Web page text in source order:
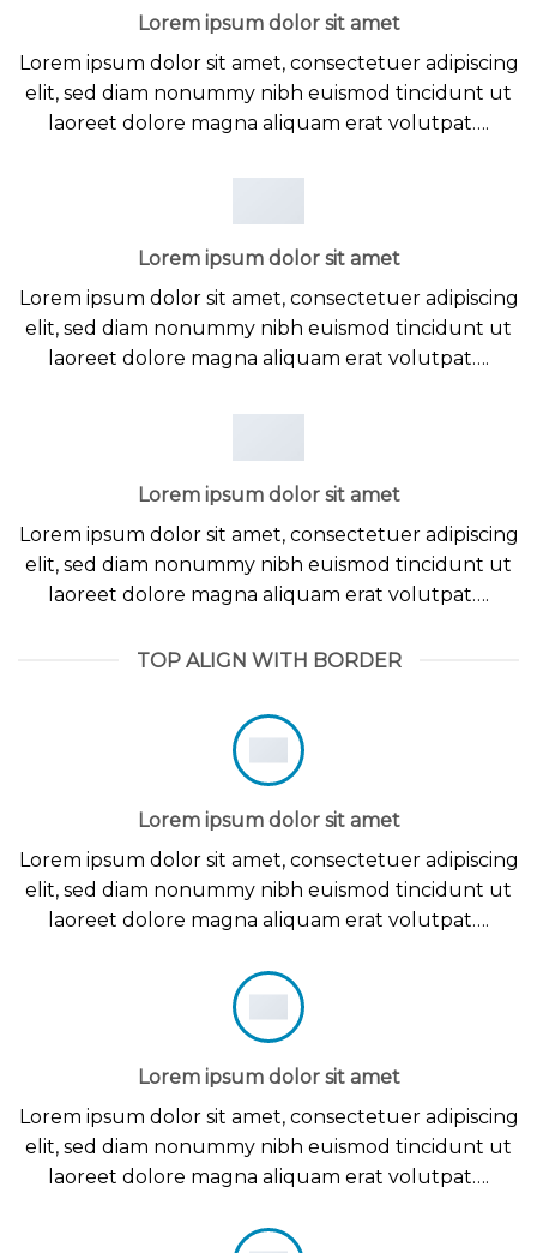
Lorem ipsum dolor sit amet
Lorem ipsum dolor sit amet, consectetuer adipiscing
elit, sed diam nonummy nibh euismod tincidunt ut
laoreet dolore magna aliquam erat volutpat….
Lorem ipsum dolor sit amet
Lorem ipsum dolor sit amet, consectetuer adipiscing
elit, sed diam nonummy nibh euismod tincidunt ut
laoreet dolore magna aliquam erat volutpat….
Lorem ipsum dolor sit amet
Lorem ipsum dolor sit amet, consectetuer adipiscing
elit, sed diam nonummy nibh euismod tincidunt ut
laoreet dolore magna aliquam erat volutpat….
TOP ALIGN WITH BORDER
Lorem ipsum dolor sit amet
Lorem ipsum dolor sit amet, consectetuer adipiscing
elit, sed diam nonummy nibh euismod tincidunt ut
laoreet dolore magna aliquam erat volutpat….
Lorem ipsum dolor sit amet
Lorem ipsum dolor sit amet, consectetuer adipiscing
elit, sed diam nonummy nibh euismod tincidunt ut
laoreet dolore magna aliquam erat volutpat….